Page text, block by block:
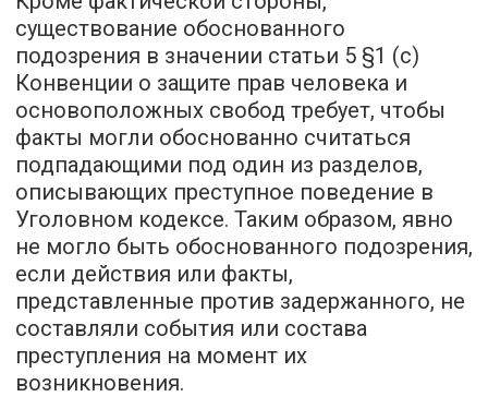
существование обоснованного
подозрения в значении статьи 5 §1 (c)
Конвенции о защите прав человека и
основоположных свобод требует, чтобы
факты могли обоснованно считаться
подпадающими под один из разделов,
описывающих преступное поведение в
Уголовном кодексе. Таким образом, явно
не могло быть обоснованного подозрения,
если действия или факты,
представленные против задержанного, не
составляли события или состава
преступления на момент их
возникновения.